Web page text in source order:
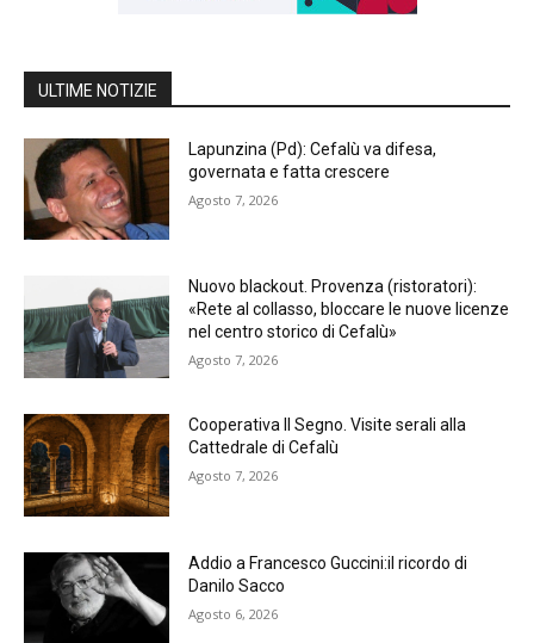
ULTIME NOTIZIE
Lapunzina (Pd): Cefalù va difesa,
governata e fatta crescere
Agosto 7, 2026
Nuovo blackout. Provenza (ristoratori):
«Rete al collasso, bloccare le nuove licenze
nel centro storico di Cefalù»
Agosto 7, 2026
Cooperativa Il Segno. Visite serali alla
Cattedrale di Cefalù
Agosto 7, 2026
Addio a Francesco Guccini:il ricordo di
Danilo Sacco
Agosto 6, 2026